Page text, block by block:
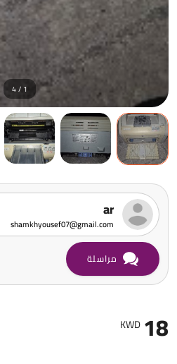
18
KWD
1 / 4
ar
shamkhyousef07@gmail.com
مراسلة